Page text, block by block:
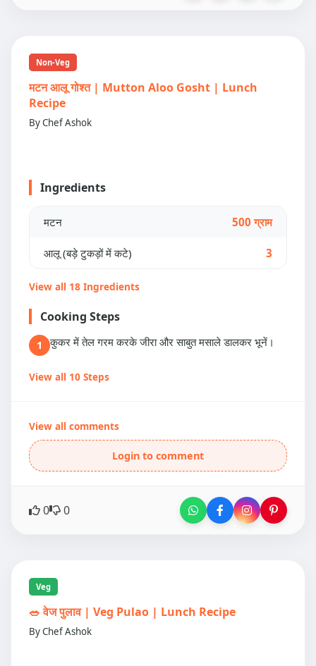
Non-Veg
मटन आलू गोश्त | Mutton Aloo Gosht | Lunch
Recipe
By Chef Ashok
Ingredients
मटन 500 ग्राम
आलू (बड़े टुकड़ों में कटे) 3
View all 18 Ingredients
Cooking Steps
1 कुकर में तेल गरम करके जीरा और साबुत मसाले डालकर भूनें।
View all 10 Steps
View all comments
Login to comment
0 0
Veg
🥗 वेज पुलाव | Veg Pulao | Lunch Recipe
By Chef Ashok